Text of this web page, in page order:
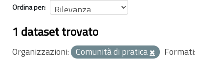
Ordina per
1 dataset trovato
Organizzazioni: Comunità di pratica
Formati: